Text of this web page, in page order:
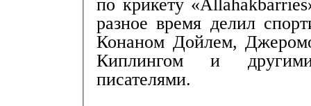
по крикету
разное время делил
Конаном Дойлем,
Киплингом и
писателями.